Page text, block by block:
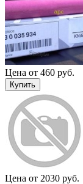
Цена от 460 руб.
Купить
Цена от 2030 руб.